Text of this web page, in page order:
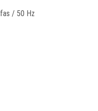
/ 50 Hz